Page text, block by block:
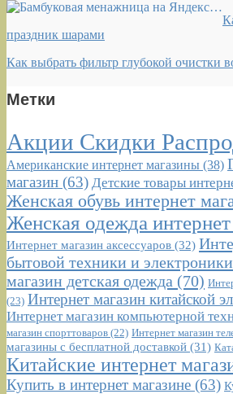
праздник шарами
Как выбрать фильтр глубокой очистки
Метки
Акции Скидки
Американские интернет магазины (38)
магазин (63) Детские товары
Женская обувь интернет
Женская одежда
Интернет магазин аксессуаров (32)
бытовой техники и электроники
магазин детская одежда (70)
(23) Интернет магазин китайской
Интернет магазин компьютерной
магазин спорттоваров (22) Интернет магазин
магазины с бесплатной доставкой (31)
Китайские интернет
Купить в интернет магазине (63)